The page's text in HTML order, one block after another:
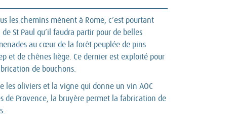
les chemins mènent à Rome, c’est pourtant
de St Paul qu’il faudra partir pour de belles
au cœur de la forêt peuplée de pins
et de chênes liège. Ce dernier est exploité pour
de bouchons.
les oliviers et la vigne qui donne un vin AOC
de Provence, la bruyère permet la fabrication de